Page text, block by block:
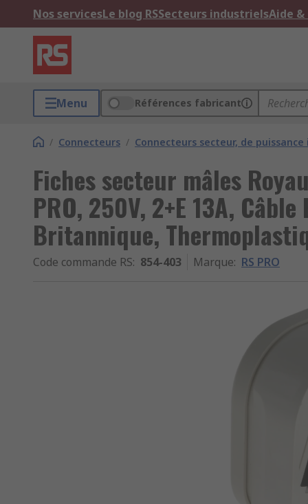
Nos servicesLe blog RSSecteurs industrielsAide
Menu Références fabricant
/ Connecteurs / Connecteurs secteur, de
Fiches secteur mâles
PRO, 250V, 2+E 13A,
Britannique,
Code commande RS: 854-403 Marque: RS PRO